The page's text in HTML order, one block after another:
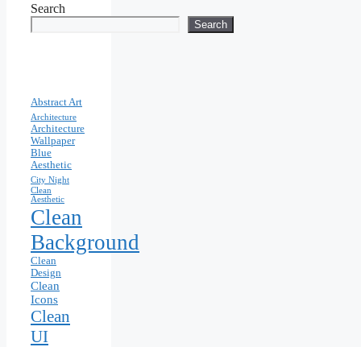
Search
Search
Abstract Art
Architecture
Architecture
Wallpaper
Blue
Aesthetic
City Night
Clean
Aesthetic
Clean
Background
Clean
Design
Clean
Icons
Clean
UI